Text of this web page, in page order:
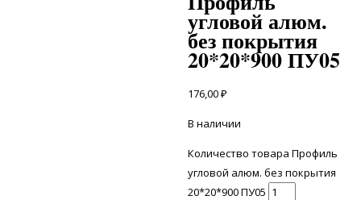
угловой алюм.
без покрытия
20*20*900 ПУ05
176,00₽
В наличии
Количество товара Профиль
угловой алюм. без покрытия
20*20*900 ПУ05